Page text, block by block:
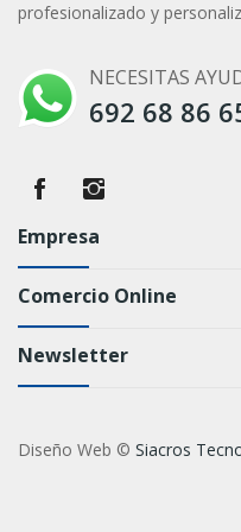
profesionalizado y
NECESITAS
692 68 86
Empresa
Comercio Online
Newsletter
Diseño Web © Siacros